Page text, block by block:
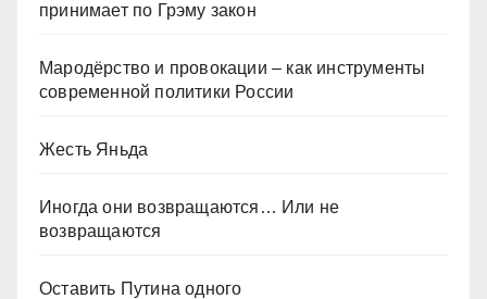
принимает по Грэму закон
Мародёрство и провокации – как инструменты
современной политики России
Жесть Яньда
Иногда они возвращаются… Или не
возвращаются
Оставить Путина одного